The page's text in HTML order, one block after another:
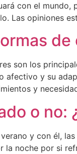
con el mundo,
Las opiniones
son los
afectivo y su
y
o no:
y con él,
la noche por si